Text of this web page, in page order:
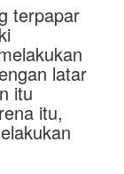
terpapar
latar
itu
itu,